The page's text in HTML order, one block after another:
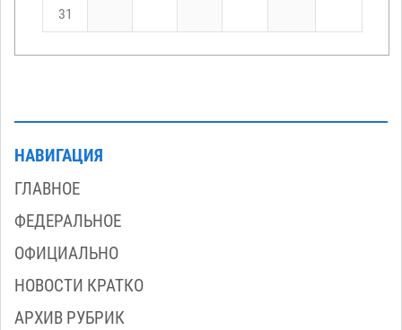
31
НАВИГАЦИЯ
ГЛАВНОЕ
ФЕДЕРАЛЬНОЕ
ОФИЦИАЛЬНО
НОВОСТИ КРАТКО
АРХИВ РУБРИК